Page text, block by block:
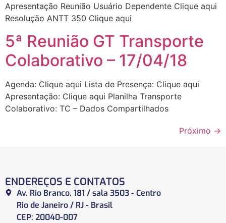
Apresentação Reunião Usuário Dependente Clique aqui
Resolução ANTT 350 Clique aqui
5ª Reunião GT Transporte
Colaborativo – 17/04/18
Agenda: Clique aqui Lista de Presença: Clique aqui
Apresentação: Clique aqui Planilha Transporte
Colaborativo: TC – Dados Compartilhados
Próximo →
ENDEREÇOS E CONTATOS
Av. Rio Branco, 181 / sala 3503 - Centro
Rio de Janeiro / RJ - Brasil
CEP: 20040-007